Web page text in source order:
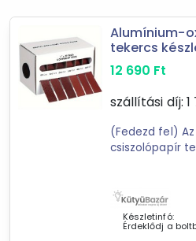
Bosch
Dremel
Alumínium
Ár szűrése
Alumínium-
tekercs
12 690 Ft
szállítási díj:
(Fedezd fel) Az
csiszolópapír
Készletinfó:
Érdeklődj a